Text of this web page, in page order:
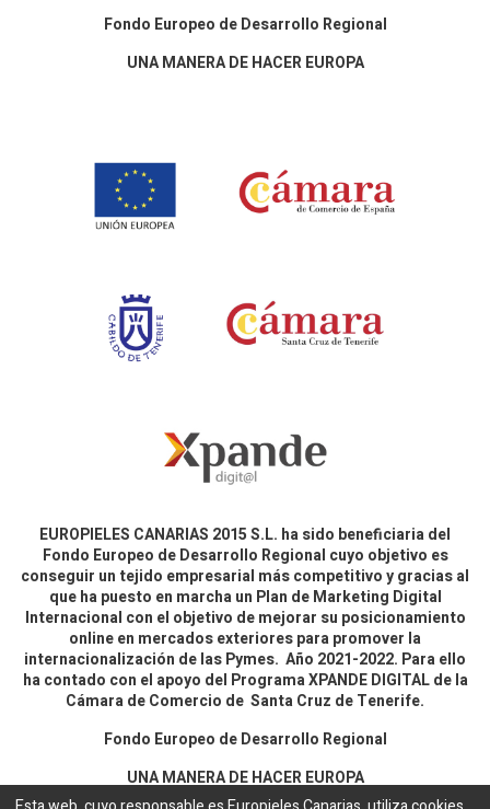
Fondo Europeo de Desarrollo Regional
UNA MANERA DE HACER EUROPA
EUROPIELES CANARIAS 2015 S.L. ha sido beneficiaria del
Fondo Europeo de Desarrollo Regional cuyo objetivo es
conseguir un tejido empresarial más competitivo y gracias al
que ha puesto en marcha un Plan de Marketing Digital
Internacional con el objetivo de mejorar su posicionamiento
online en mercados exteriores para promover la
internacionalización de las Pymes. Año 2021-2022. Para ello
ha contado con el apoyo del Programa XPANDE DIGITAL de la
Cámara de Comercio de Santa Cruz de Tenerife.
Fondo Europeo de Desarrollo Regional
UNA MANERA DE HACER EUROPA